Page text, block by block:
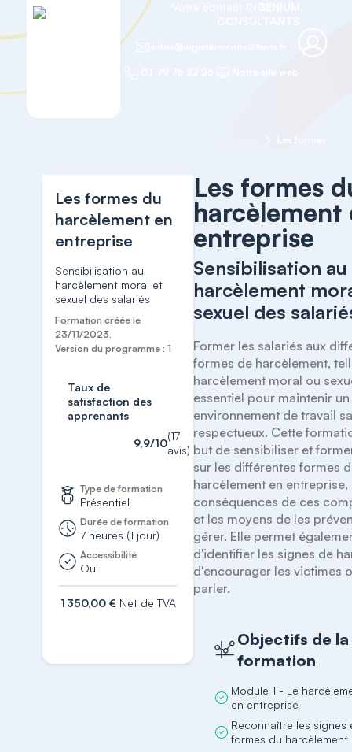
Les formes du
harcèlement en
entreprise
Sensibilisation au
harcèlement moral et
sexuel des salariés
Formation créée le
23/11/2023.
Version du programme : 1
Taux de
satisfaction des
apprenants
9,9/10
(17
avis)
Type de formation
Présentiel
Durée de formation
7 heures (1 jour)
Accessibilité
Oui
1 350,00 € Net de TVA
Les formes
harcèlement
entreprise
Sensibilisation au
harcèlement
sexuel des
Former les salariés aux
formes de harcèlement,
harcèlement moral ou
essentiel pour maintenir un
environnement de travail
respectueux. Cette
but de sensibiliser et
sur les différentes formes
harcèlement en entreprise,
conséquences de ces
et les moyens de les
gérer. Elle permet
d'identifier les signes de
d'encourager les victimes
parler.
Objectifs de la
formation
Module 1 - Le
en entreprise
Reconnaître les signes
formes du harcèlement